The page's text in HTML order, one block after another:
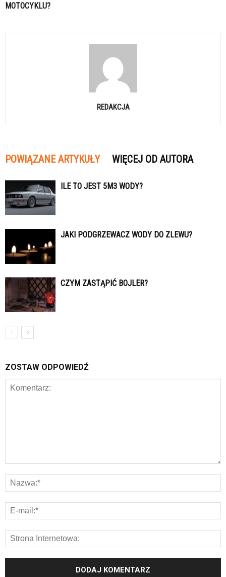
MOTOCYKLU?
REDAKCJA
POWIĄZANE ARTYKUŁY WIĘCEJ OD AUTORA
ILE TO JEST 5M3 WODY?
JAKI PODGRZEWACZ WODY DO ZLEWU?
CZYM ZASTĄPIĆ BOJLER?
ZOSTAW ODPOWIEDŹ